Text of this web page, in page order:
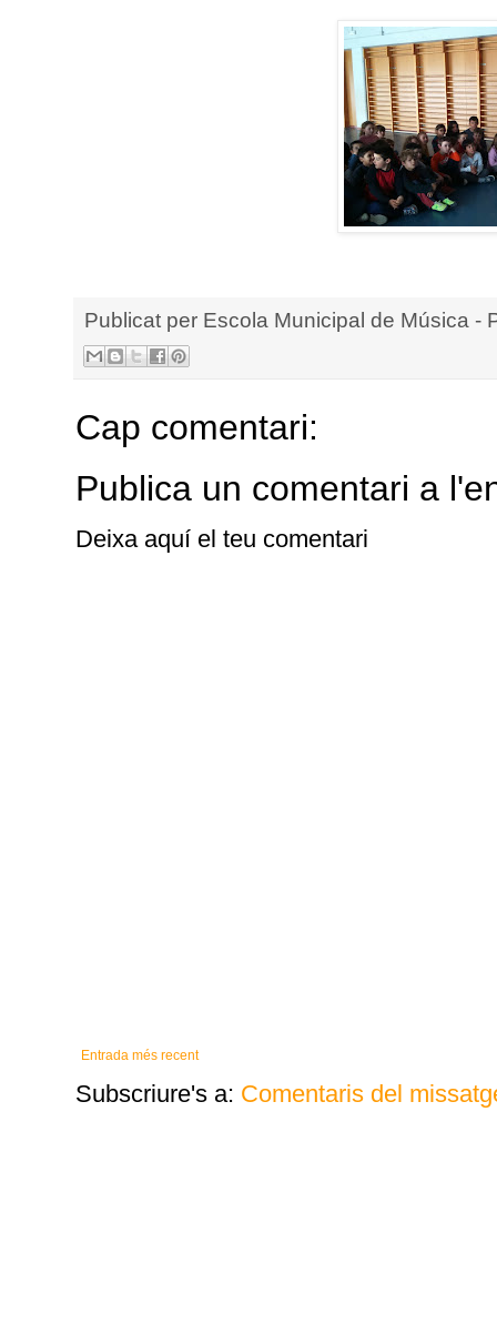
Publicat per Escola Municipal de Música -
Cap comentari:
Publica un comentari a
Deixa aquí el teu comentari
Entrada més recent
Subscriure's a: Comentaris del